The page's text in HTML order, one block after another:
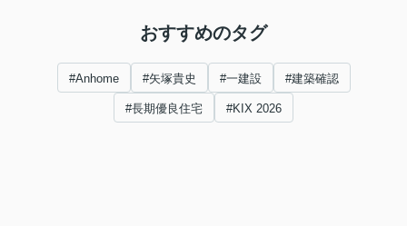
おすすめのタグ
#Anhome #矢塚貴史 #一建設 #建築確認
#長期優良住宅 #KIX 2026